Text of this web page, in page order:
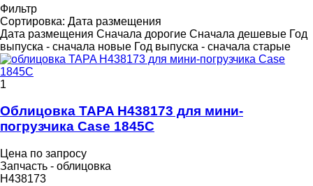
Фильтр
Сортировка: Дата размещения
Дата размещения Сначала дорогие Сначала дешевые Год
выпуска - сначала новые Год выпуска - сначала старые
1
Облицовка TAPA H438173 для мини-
погрузчика Case 1845C
Цена по запросу
Запчасть - облицовка
H438173